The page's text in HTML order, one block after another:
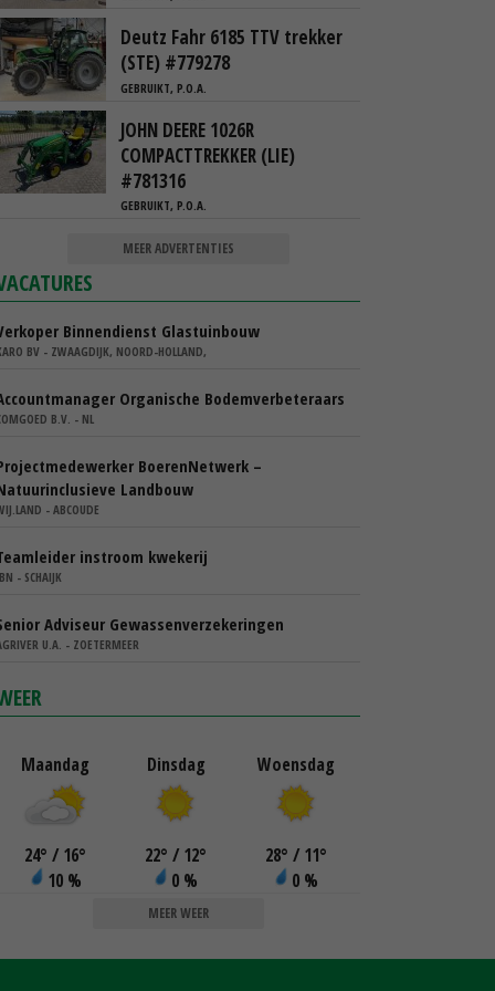
Deutz Fahr 6185 TTV trekker
(STE) #779278
GEBRUIKT, P.O.A.
JOHN DEERE 1026R
COMPACTTREKKER (LIE)
#781316
GEBRUIKT, P.O.A.
MEER ADVERTENTIES
Binnendienst Glastuinbouw
BV - ZWAAGDIJK, NOORD-HOLLAND,
Organische Bodemverbeteraars
B.V. - NL
BoerenNetwerk –
Landbouw
- ABCOUDE
instroom kwekerij
- SCHAIJK
Adviseur Gewassenverzekeringen
U.A. - ZOETERMEER
Maandag
24° / 16°
10 %
Dinsdag
22° / 12°
0 %
Woensdag
28° / 11°
0 %
MEER WEER